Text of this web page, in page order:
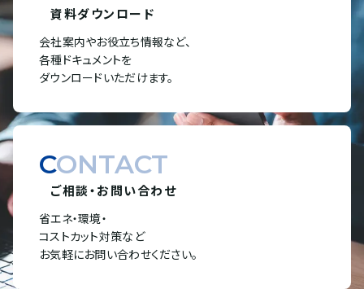
資料ダウンロード
会社案内やお役立ち情報など、
各種ドキュメントを
ダウンロードいただけます。
CONTACT
ご相談・お問い合わせ
省エネ・環境・
コストカット対策など
お気軽にお問い合わせください。